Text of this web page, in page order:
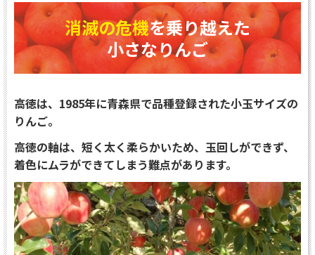
消滅の危機を乗り越えた
小さなりんご
高徳は、1985年に青森県で品種登録された小玉サイズの
りんご。
高徳の軸は、短く太く柔らかいため、玉回しができず、
着色にムラができてしまう難点があります。